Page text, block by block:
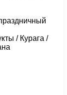
/ Курага /